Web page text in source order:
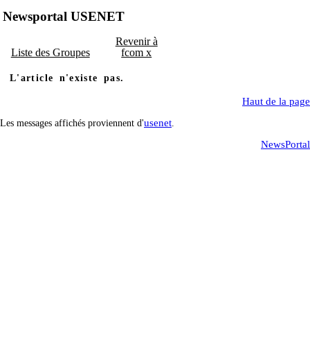
Newsportal USENET
Liste des Groupes
Revenir à
fcom x
L'article n'existe pas.
Haut de la page
Les messages affichés proviennent d'usenet
NewsPortal